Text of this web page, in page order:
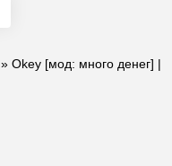
» Okey [мод: много денег] |